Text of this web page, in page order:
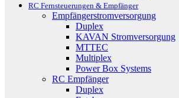
RC Fernsteuerungen & Empfänger
Empfängerstromversorgung
Duplex
KAVAN Stromversorgung
MTTEC
Multiplex
Power Box Systems
RC Empfänger
Duplex